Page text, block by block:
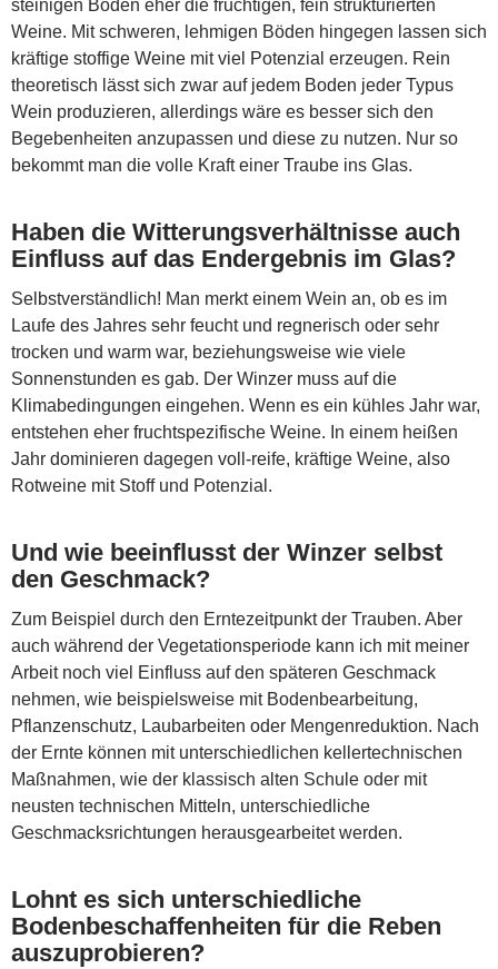
steinigen Böden eher die fruchtigen, fein strukturierten
Weine. Mit schweren, lehmigen Böden hingegen lassen sich
kräftige stoffige Weine mit viel Potenzial erzeugen. Rein
theoretisch lässt sich zwar auf jedem Boden jeder Typus
Wein produzieren, allerdings wäre es besser sich den
Begebenheiten anzupassen und diese zu nutzen. Nur so
bekommt man die volle Kraft einer Traube ins Glas.
Haben die Witterungsverhältnisse auch
Einfluss auf das Endergebnis im Glas?
Selbstverständlich! Man merkt einem Wein an, ob es im
Laufe des Jahres sehr feucht und regnerisch oder sehr
trocken und warm war, beziehungsweise wie viele
Sonnenstunden es gab. Der Winzer muss auf die
Klimabedingungen eingehen. Wenn es ein kühles Jahr war,
entstehen eher fruchtspezifische Weine. In einem heißen
Jahr dominieren dagegen voll-reife, kräftige Weine, also
Rotweine mit Stoff und Potenzial.
Und wie beeinflusst der Winzer selbst
den Geschmack?
Zum Beispiel durch den Erntezeitpunkt der Trauben. Aber
auch während der Vegetationsperiode kann ich mit meiner
Arbeit noch viel Einfluss auf den späteren Geschmack
nehmen, wie beispielsweise mit Bodenbearbeitung,
Pflanzenschutz, Laubarbeiten oder Mengenreduktion. Nach
der Ernte können mit unterschiedlichen kellertechnischen
Maßnahmen, wie der klassisch alten Schule oder mit
neusten technischen Mitteln, unterschiedliche
Geschmacksrichtungen herausgearbeitet werden.
Lohnt es sich unterschiedliche
Bodenbeschaffenheiten für die Reben
auszuprobieren?